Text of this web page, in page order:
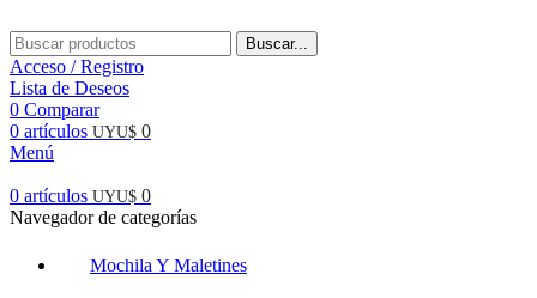
Buscar...
Acceso / Registro
Lista de Deseos
0 Comparar
0 artículos UYU$ 0
Menú
0 artículos UYU$ 0
Navegador de categorías
Mochila Y Maletines